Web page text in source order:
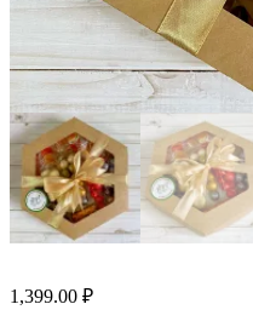
1,399.00 ₽